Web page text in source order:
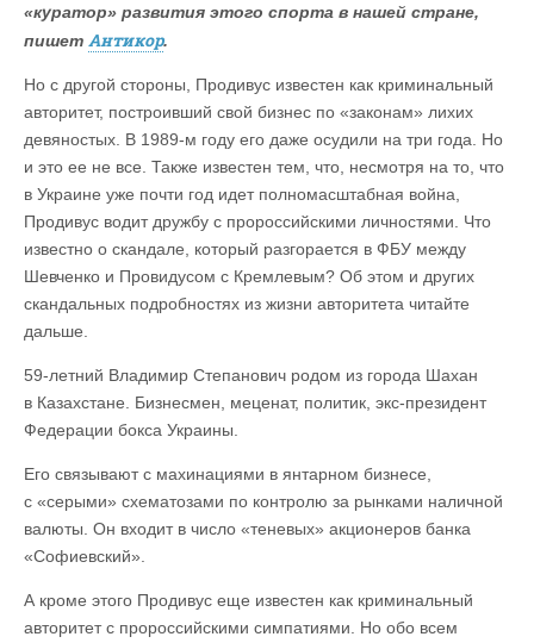
«куратор» развития этого спорта в нашей стране,
пишет Антикор.
Но с другой стороны, Продивус известен как криминальный
авторитет, построивший свой бизнес по «законам» лихих
девяностых. В 1989-м году его даже осудили на три года. Но
и это ее не все. Также известен тем, что, несмотря на то, что
в Украине уже почти год идет полномасштабная война,
Продивус водит дружбу с пророссийскими личностями. Что
известно о скандале, который разгорается в ФБУ между
Шевченко и Провидусом с Кремлевым? Об этом и других
скандальных подробностях из жизни авторитета читайте
дальше.
59-летний Владимир Степанович родом из города Шахан
в Казахстане. Бизнесмен, меценат, политик, экс-президент
Федерации бокса Украины.
Его связывают с махинациями в янтарном бизнесе,
с «серыми» схематозами по контролю за рынками наличной
валюты. Он входит в число «теневых» акционеров банка
«Софиевский».
А кроме этого Продивус еще известен как криминальный
авторитет с пророссийскими симпатиями. Но обо всем